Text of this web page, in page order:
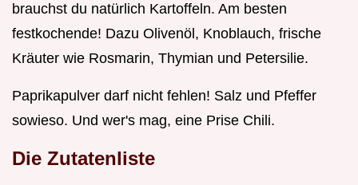
brauchst du natürlich Kartoffeln. Am besten
festkochende! Dazu Olivenöl, Knoblauch, frische
Kräuter wie Rosmarin, Thymian und Petersilie.
Paprikapulver darf nicht fehlen! Salz und Pfeffer
sowieso. Und wer's mag, eine Prise Chili.
Die Zutatenliste